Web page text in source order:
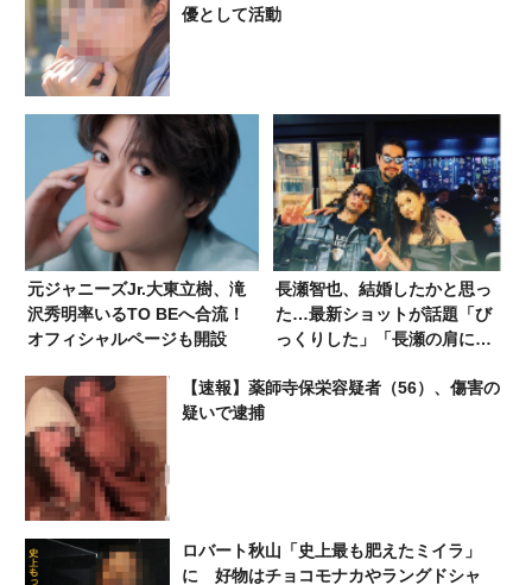
優として活動
元ジャニーズJr.大東立樹、滝
沢秀明率いるTO BEへ合流！
オフィシャルページも開設
長瀬智也、結婚したかと思っ
た…最新ショットが話題「び
っくりした」「長瀬の肩に置
【速報】薬師寺保栄容疑者（56）、傷害の
疑いで逮捕
ロバート秋山「史上最も肥えたミイラ」
に 好物はチョコモナカやラングドシャ